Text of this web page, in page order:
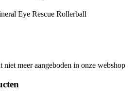
Eye Rescue Rollerball
niet meer aangeboden in onze webshop